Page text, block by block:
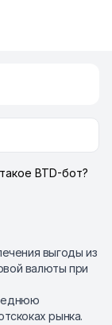
BTD-бот?
выгоды из
валюты при
рынка.